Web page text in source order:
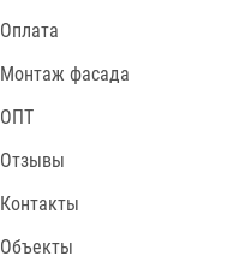
Оплата
Монтаж фасада
ОПТ
Отзывы
Контакты
Объекты